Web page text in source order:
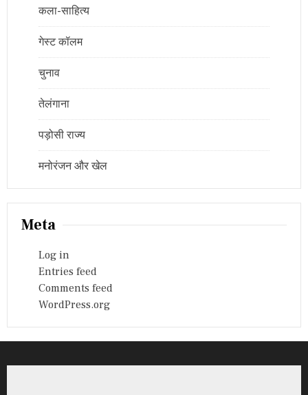
कला-साहित्य
गेस्ट कॉलम
चुनाव
तेलंगाना
पड़ोसी राज्य
मनोरंजन और खेल
Meta
Log in
Entries feed
Comments feed
WordPress.org